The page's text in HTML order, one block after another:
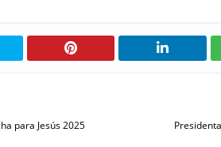
para Jesús 2025